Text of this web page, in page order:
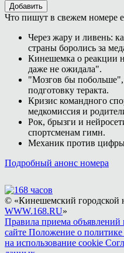
Добавить
Что пишут в свежем номере
Через жару и ливень:
страны боролись за
Кинешемка о реакции
даже не ожидала".
"Мозгов бы побольше",
подготовку теракта.
Кризис командного
медкомиссия и
Рок, брызги и
спортсменам гимн.
Механик против
Подробный анонс номера
© «Кинешемский городской
WWW.168.RU»
Правила приема объявлений
сайте Положение о
на использование cookie